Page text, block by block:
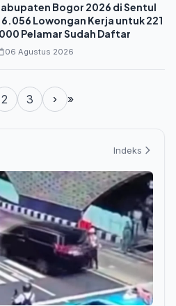
Bogor 2026 di Sentul
Lowongan Kerja untuk 221
Pelamar Sudah Daftar
06 Agustus 2026
2 3 › »
Indeks